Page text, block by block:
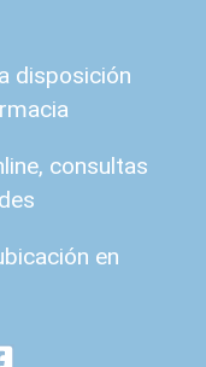
disposición
consultas
en